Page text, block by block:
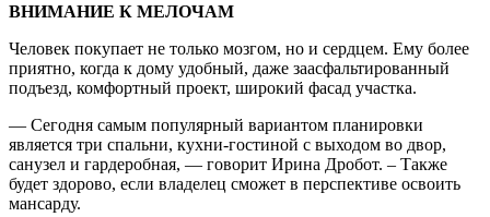
ВНИМАНИЕ К МЕЛОЧАМ
Человек покупает не только мозгом, но и сердцем. Ему более
приятно, когда к дому удобный, даже заасфальтированный
подъезд, комфортный проект, широкий фасад участка.
— Сегодня самым популярный вариантом планировки
является три спальни, кухни-гостиной с выходом во двор,
санузел и гардеробная, — говорит Ирина Дробот. – Также
будет здорово, если владелец сможет в перспективе освоить
мансарду.